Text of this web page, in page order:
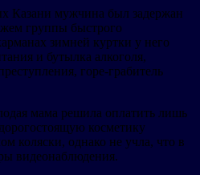
Казани мужчина был задержан
группы быстрого
зимней куртки у него
и бутылка алкоголя,
горе-грабитель
мама решила оплатить лишь
косметику
коляски, однако не учла, что в
видеонаблюдения.